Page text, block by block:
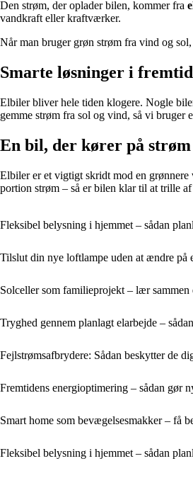
Den strøm, der oplader bilen, kommer fra
vandkraft eller kraftværker.
Når man bruger grøn strøm fra vind og
Smarte løsninger i
Elbiler bliver hele tiden klogere. Nogle
gemme strøm fra sol og vind, så vi bruger
En bil, der kører på
Elbiler er et vigtigt skridt mod en
portion strøm – så er bilen klar til at trille af
Fleksibel belysning i hjemmet – sådan
Tilslut din nye loftlampe uden at ændre på
Solceller som familieprojekt – lær sammen
Tryghed gennem planlagt elarbejde –
Fejlstrømsafbrydere: Sådan beskytter de
Fremtidens energioptimering – sådan gør
Smart home som bevægelsesmakker – få
Fleksibel belysning i hjemmet – sådan